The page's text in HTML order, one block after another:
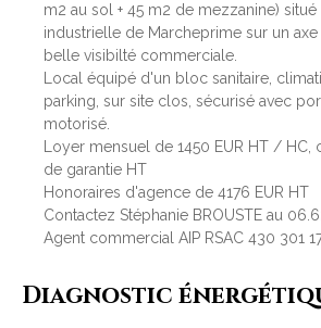
m2 au sol + 45 m2 de mezzanine)
industrielle de Marcheprime sur un axe
belle visibilté commerciale.
Local équipé d'un bloc sanitaire,
parking, sur site clos, sécurisé avec
motorisé.
Loyer mensuel de 1450 EUR HT / HC,
de garantie HT
Honoraires d'agence de 4176 EUR HT
Contactez Stéphanie BROUSTE au
Agent commercial AIP RSAC 430 301
Diagnostic